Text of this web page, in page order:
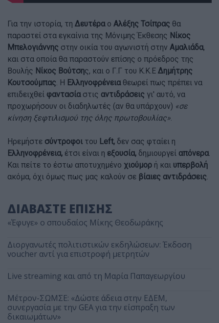
Για την ιστορία, τη Δευτέρα ο Αλέξης Τσίπρας θα
παραστεί στα εγκαίνια της Μόνιμης Έκθεσης Νίκος
Μπελογιάννης στην οικία του αγωνιστή στην Αμαλιάδα,
και στα οποία θα παραστούν επίσης ο πρόεδρος της
Βουλής Νίκος Βούτσης, και ο Γ.Γ του Κ.Κ.Ε Δημήτρης
Κουτσούμπας. Η Ελληνοφρένεια θεωρεί πως πρέπει να
επιδειχθεί φαντασίαστις αντιδράσεις γι' αυτό, να
προχωρήσουν οι διαδηλωτές (αν θα υπάρχουν) «σε
κίνηση ξεφτιλισμού της όλης πρωτοβουλίας».
Ηρεμήστε σύντροφοι του Left, δεν σας φταίει η
Ελληνοφρένεια, έτσι είναι η εξουσία, δημιουργεί απόνερα.
Και πείτε το έστω αποτυχημένο χιούμορ ή και υπερβολή
ακόμα, όχι όμως πως μας καλούν σε βίαιες αντιδράσεις.
ΔΙΑΒΑΣΤΕ ΕΠΙΣΗΣ
«Έφυγε» ο σπουδαίος Μίκης Θεοδωράκης
Διοργανωτές πολιτιστικών εκδηλώσεων: Έκδοση
voucher αντί για επιστροφή μετρητών
Live streaming και από τη Μαρία Παπαγεωργίου
Μέτρον-ΣΩΜΣΕ: «Δώστε άδεια στην ΕΔΕΜ,
συνεργασία με την GEA για την είσπραξη των
δικαιωμάτων»